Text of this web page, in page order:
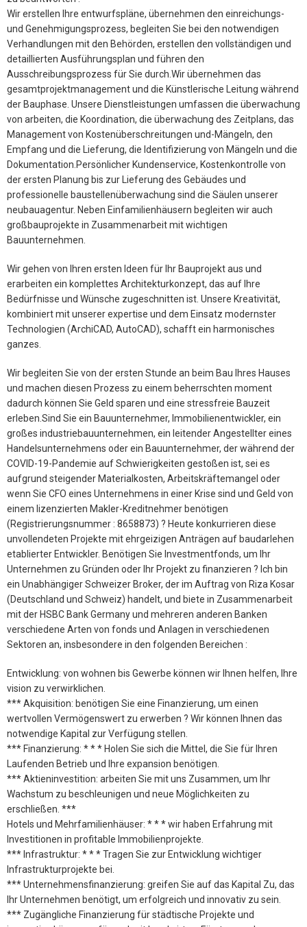
Wir erstellen Ihre entwurfspläne, übernehmen den einreichungs-
und Genehmigungsprozess, begleiten Sie bei den notwendigen
Verhandlungen mit den Behörden, erstellen den vollständigen und
detaillierten Ausführungsplan und führen den
Ausschreibungsprozess für Sie durch.Wir übernehmen das
gesamtprojektmanagement und die Künstlerische Leitung während
der Bauphase. Unsere Dienstleistungen umfassen die überwachung
von arbeiten, die Koordination, die überwachung des Zeitplans, das
Management von Kostenüberschreitungen und-Mängeln, den
Empfang und die Lieferung, die Identifizierung von Mängeln und die
Dokumentation.Persönlicher Kundenservice, Kostenkontrolle von
der ersten Planung bis zur Lieferung des Gebäudes und
professionelle baustellenüberwachung sind die Säulen unserer
neubauagentur. Neben Einfamilienhäusern begleiten wir auch
großbauprojekte in Zusammenarbeit mit wichtigen
Bauunternehmen.
Wir gehen von Ihren ersten Ideen für Ihr Bauprojekt aus und
erarbeiten ein komplettes Architekturkonzept, das auf Ihre
Bedürfnisse und Wünsche zugeschnitten ist. Unsere Kreativität,
kombiniert mit unserer expertise und dem Einsatz modernster
Technologien (ArchiCAD, AutoCAD), schafft ein harmonisches
ganzes.
Wir begleiten Sie von der ersten Stunde an beim Bau Ihres Hauses
und machen diesen Prozess zu einem beherrschten moment
dadurch können Sie Geld sparen und eine stressfreie Bauzeit
erleben.Sind Sie ein Bauunternehmer, Immobilienentwickler, ein
großes industriebauunternehmen, ein leitender Angestellter eines
Handelsunternehmens oder ein Bauunternehmer, der während der
COVID-19-Pandemie auf Schwierigkeiten gestoßen ist, sei es
aufgrund steigender Materialkosten, Arbeitskräftemangel oder
wenn Sie CFO eines Unternehmens in einer Krise sind und Geld von
einem lizenzierten Makler-Kreditnehmer benötigen
(Registrierungsnummer : 8658873) ? Heute konkurrieren diese
unvollendeten Projekte mit ehrgeizigen Anträgen auf baudarlehen
etablierter Entwickler. Benötigen Sie Investmentfonds, um Ihr
Unternehmen zu Gründen oder Ihr Projekt zu finanzieren ? Ich bin
ein Unabhängiger Schweizer Broker, der im Auftrag von Riza Kosar
(Deutschland und Schweiz) handelt, und biete in Zusammenarbeit
mit der HSBC Bank Germany und mehreren anderen Banken
verschiedene Arten von fonds und Anlagen in verschiedenen
Sektoren an, insbesondere in den folgenden Bereichen :
Entwicklung: von wohnen bis Gewerbe können wir Ihnen helfen, Ihre
vision zu verwirklichen.
*** Akquisition: benötigen Sie eine Finanzierung, um einen
wertvollen Vermögenswert zu erwerben ? Wir können Ihnen das
notwendige Kapital zur Verfügung stellen.
*** Finanzierung: * * * Holen Sie sich die Mittel, die Sie für Ihren
Laufenden Betrieb und Ihre expansion benötigen.
*** Aktieninvestition: arbeiten Sie mit uns Zusammen, um Ihr
Wachstum zu beschleunigen und neue Möglichkeiten zu
erschließen. ***
Hotels und Mehrfamilienhäuser: * * * wir haben Erfahrung mit
Investitionen in profitable Immobilienprojekte.
*** Infrastruktur: * * * Tragen Sie zur Entwicklung wichtiger
Infrastrukturprojekte bei.
*** Unternehmensfinanzierung: greifen Sie auf das Kapital Zu, das
Ihr Unternehmen benötigt, um erfolgreich und innovativ zu sein.
*** Zugängliche Finanzierung für städtische Projekte und